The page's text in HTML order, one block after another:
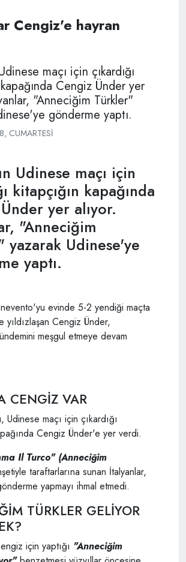
Cengiz'e hayran
maçı için çıkardığı
Cengiz Ünder yer
"Anneciğim Türkler"
gönderme yaptı.
CUMARTESI
Udinese maçı için
kitapçığın kapağında
yer alıyor.
"Anneciğim
yazarak Udinese'ye
yaptı.
evinde 5-2 yendiği maçta
yıldızlaşan Cengiz Ünder,
meşgul etmeye devam
CENGİZ VAR
Udinese maçı için çıkardığı
Cengiz Ünder'e yer verdi.
Il Turco" (Anneciğim
taraftarlarına sunan İtalyanlar,
yapmayı ihmal etmedi.
TÜRKLER GELİYOR
için yaptığı "Anneciğim